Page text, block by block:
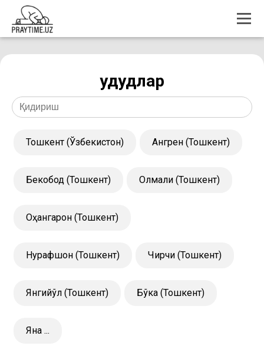
Ҳудудлар
Тошкент (Ўзбекистон) Ангрен (Тошкент)
Бекобод (Тошкент) Олмалиқ (Тошкент)
Оҳангарон (Тошкент)
Нурафшон (Тошкент) Чирчиқ (Тошкент)
Янгийўл (Тошкент) Бўка (Тошкент)
Яна ...